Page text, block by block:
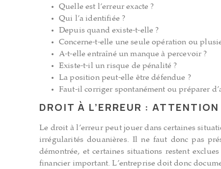
Quelle est l’erreur exacte ?
Qui l’a identifiée ?
Depuis quand existe-t-elle ?
Concerne-t-elle une seule opération ou
A-t-elle entraîné un manque à percevoir ?
Existe-t-il un risque de pénalité ?
La position peut-elle être défendue ?
Faut-il corriger spontanément ou préparer
DROIT À L’ERREUR :
Le droit à l’erreur peut jouer dans certaines
irrégularités douanières. Il ne faut donc pas
démontrée, et certaines situations restent
financier important. L’entreprise doit donc